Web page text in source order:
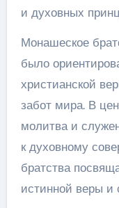
и духовных
Монашеское
было
христианской
забот мира. В
молитва и
к духовному
братства
истинной веры